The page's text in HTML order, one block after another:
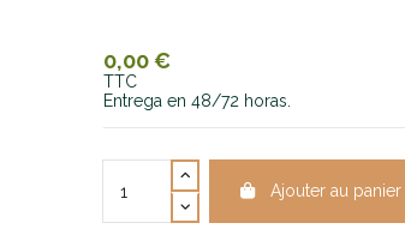
0,00 €
TTC
Entrega en 48/72 horas.
Ajouter au panier